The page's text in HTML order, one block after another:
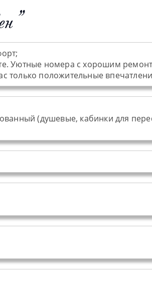
Уютные номера с хорошим
только положительные
(душевые, кабинки для